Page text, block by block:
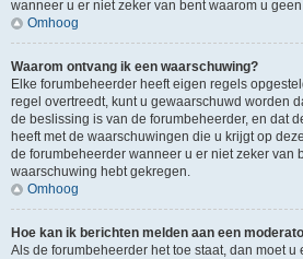
wanneer u er niet zeker van bent waarom u
Omhoog
Waarom ontvang ik een waarschuwing?
Elke forumbeheerder heeft eigen regels
regel overtreedt, kunt u gewaarschuwd worden
de beslissing is van de forumbeheerder, en dat
heeft met de waarschuwingen die u krijgt op
de forumbeheerder wanneer u er niet zeker van
waarschuwing hebt gekregen.
Omhoog
Hoe kan ik berichten melden aan een
Als de forumbeheerder het toe staat, dan moet